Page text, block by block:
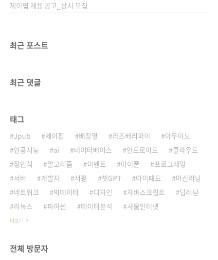
제이펍 채용 공고_상시 모집
최근 포스트
최근 댓글
태그
Jpub 제이펍 배장열 라즈베리파이
아두이노
인공지능
ai 데이터베이스 안드로이드
클라우드
정인식
알고리즘 이벤트 아이폰
프로그래밍
서버
개발자 서평 챗GPT 아이패드
머신러닝
네트워크
빅데이터 디자인 자바스크립트
딥러닝
리눅스
파이썬 데이터분석 사물인터넷
더보기
전체 방문자